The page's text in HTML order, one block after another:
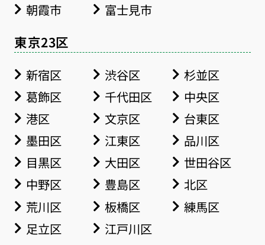
朝霞市
富士見市
東京23区
新宿区 渋谷区
杉並区
葛飾区
千代田区
中央区
港区
文京区
台東区
墨田区
江東区
品川区
目黒区
大田区
世田谷区
中野区
豊島区
北区
荒川区
板橋区
練馬区
足立区
江戸川区